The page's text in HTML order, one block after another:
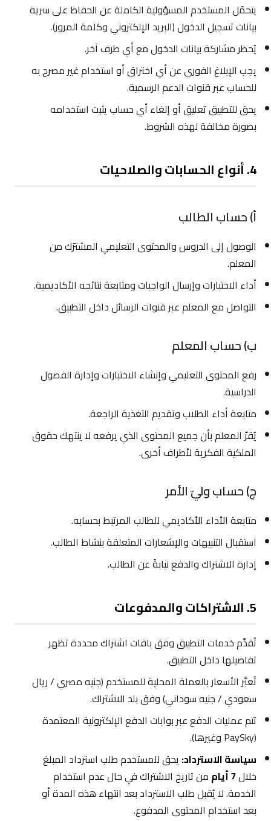
يتحمّل المستخدم المسؤولية الكاملة عن الحفاظ على سرية
بيانات تسجيل الدخول (البريد الإلكتروني وكلمة المرور).
يُحظر مشاركة بيانات الدخول مع أي طرف آخر.
يجب الإبلاغ الفوري عن أي اختراق أو استخدام غير مصرح به
للحساب عبر قنوات الدعم الرسمية.
يحق للتطبيق تعليق أو إلغاء أي حساب يثبت استخدامه
بصورة مخالفة لهذه الشروط.
4. أنواع الحسابات والصلاحيات
أ) حساب الطالب
الوصول إلى الدروس والمحتوى التعليمي المشترَك من
المعلم.
أداء الاختبارات وإرسال الواجبات ومتابعة نتائجه الأكاديمية.
التواصل مع المعلم عبر قنوات الرسائل داخل التطبيق.
ب) حساب المعلم
رفع المحتوى التعليمي وإنشاء الاختبارات وإدارة الفصول
الدراسية.
متابعة أداء الطلاب وتقديم التغذية الراجعة.
يُقرّ المعلم بأن جميع المحتوى الذي يرفعه لا ينتهك حقوق
الملكية الفكرية لأطراف أخرى.
ج) حساب وليّ الأمر
متابعة الأداء الأكاديمي للطالب المرتبط بحسابه.
استقبال التنبيهات والإشعارات المتعلقة بنشاط الطالب.
إدارة الاشتراك والدفع نيابةً عن الطالب.
5. الاشتراكات والمدفوعات
تُقدَّم خدمات التطبيق وفق باقات اشتراك محددة تظهر
تفاصيلها داخل التطبيق.
تُعبَّر الأسعار بالعملة المحلية للمستخدم (جنيه مصري / ريال
سعودي / جنيه سوداني) وفق بلد الاشتراك.
تتم عمليات الدفع عبر بوابات الدفع الإلكترونية المعتمدة
(PaySky وغيرها).
سياسة الاسترداد: يحق للمستخدم طلب استرداد المبلغ
خلال7 أيام
من تاريخ الاشتراك في حال عدم استخدام
الخدمة. لا يُقبل طلب الاسترداد بعد انتهاء هذه المدة أو
بعد استخدام المحتوى المدفوع.